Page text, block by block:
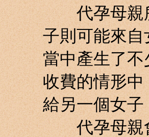
代孕母親所
子則可能來
當中產生了
收費的情形
給另一個女
代孕母親會